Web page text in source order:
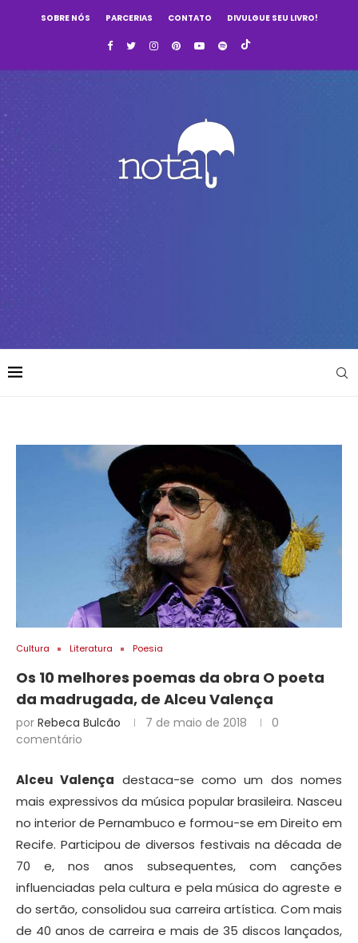
SOBRE NÓS PARCERIAS CONTATO DIVULGUE SEU LIVRO!
Cultura Literatura Poesia
Os 10 melhores poemas da obra O poeta
da madrugada, de Alceu Valença
por Rebeca Bulcão 7 de maio de 2018
0
comentário
Alceu Valença destaca-se como um dos nomes
mais expressivos da música popular brasileira. Nasceu
no interior de Pernambuco e formou-se em Direito em
Recife. Participou de diversos festivais na década de
70 e, nos anos subsequentes, com canções
influenciadas pela cultura e pela música do agreste e
do sertão, consolidou sua carreira artística. Com mais
de 40 anos de carreira e mais de 35 discos lançados,